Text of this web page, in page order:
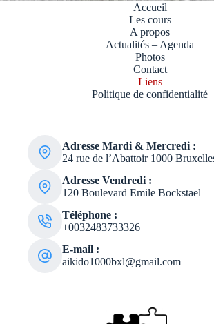
Accueil
Les cours
A propos
Actualités – Agenda
Photos
Contact
Liens
Politique de confidentialité
Adresse Mardi & Mercredi :
​24 rue de l’Abattoir 1000
Adresse Vendredi :
120 Boulevard Emile Bockstael
Téléphone :
+0032483733326
E-mail :
aikido1000bxl@gmail.com